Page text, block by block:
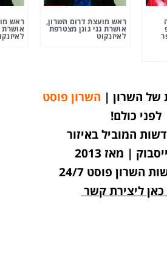
ראש מועצת דרום השרון,
אושרת גני גונן מצטרפת
לאיזנקוט
ראש
אושרת
של השרון | השרון פוסט
לפני כולם!
המוביל באיזור
| מאז 2013
השרון פוסט 24/7
כאן ליצירת קשר